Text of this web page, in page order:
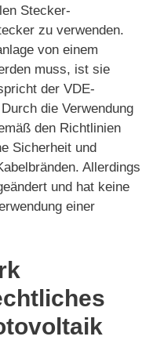
Stecker-
zu verwenden.
von einem
muss, ist sie
der VDE-
die Verwendung
den Richtlinien
Sicherheit und
Allerdings
und hat keine
einer